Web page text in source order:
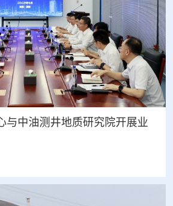
与中油测井地质研究院开展业